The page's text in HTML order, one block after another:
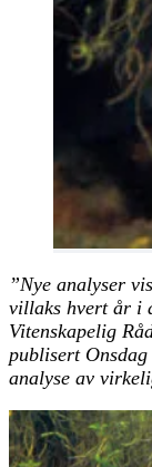
”Nye analyser
villaks hvert år i
Vitenskapelig
publisert
analyse av